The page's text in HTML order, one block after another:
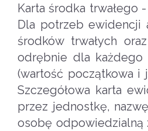
Karta środka trwałego
Dla potrzeb ewidencji
środków trwałych
odrębnie dla każdego
(wartość początkowa i
Szczegółowa karta
przez jednostkę,
osobę odpowiedzialną